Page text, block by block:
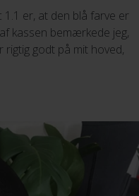
er, at den blå farve er
kassen bemærkede jeg,
rigtig godt på mit hoved,